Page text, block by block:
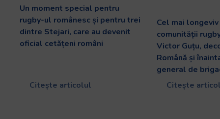
Un moment special pentru
rugby-ul românesc și pentru trei
dintre Stejari, care au devenit
oficial cetățeni români
Citește articolul
Cel mai
comunității
Victor Guțu,
Română și
general de
Citește